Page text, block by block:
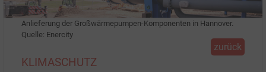
Anlieferung der Großwärmepumpen-Komponenten in Hannover.
Quelle: Enercity
zurück
KLIMASCHUTZ